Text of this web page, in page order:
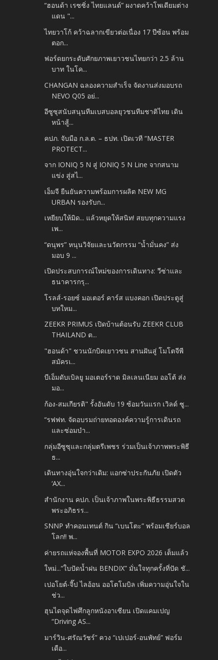
“ฮอนด้า เรซซิ่ง ไทยแลนด์” ผงาดคว้าโพเดียมต่าง
แดน "...
ไทยวาโก้ คว้าฉลากเขียวต่อเนื่อง 17 ปีซ้อน พร้อม
ตอก...
ฟอร์ดยกระดับศักยภาพเยาวชนไทยกว่า 2.5 ล้าน
บาท ในโค...
CHANGAN ฉลองความสำเร็จ จัดงานส่งมอบรถ
NEVO Q05 อย่...
อีซูซุสนับสนุนทีมเบสบอลยุวชนทีมชาติไทย เดิน
หน้าสู้...
คปภ. จับมือ ก.ล.ต. – ธปท. เปิดเวที “MASTER
PROTECT...
จาก IONIQ 5 N สู่ IONIQ 5 N Line จากสนาม
แข่ง สู่สไ...
เอ็มจี ยืนยันความพร้อมการผลิต NEW MG
URBAN รองรับก...
เหยียบให้มิด... แล้วหยุดให้สนิท! สยบทุกความแรง
เพ...
“ดนุพร” หนุนวิจัยและนวัตกรรม “น้ำมั่นคง” ส่ง
มอบ 9 ...
เปิดประสบการณ์ใหม่ของการเดินทาง: วีซ่าและ
ธนาคารกรุ...
โรลส์-รอยซ์ มอเตอร์ คาร์ส แบงคอก เปิดประตูสู่
บทใหม...
ZEEKR PRIMUS เปิดบ้านต้อนรับ ZEEKR CLUB
THAILAND ต...
"ฮอนด้า" ชวนนักบิดเยาวชน สานฝันสู่ โมโตจีพี
สมัครเ...
บีเอ็มดับเบิลยู มอเตอร์ราด มิลเลนเนียม ออโต้ ส่ง
มอ...
ก้อง-สมเกียรติ" รั้งอันดับ 19 ซ้อมวันแรก เวิลด์ ซู...
“รฟฟท. จัดอบรมถ่ายทอดองค์ความรู้การเดินรถ
และซ่อมบำ...
กลุ่มอีซูซุและกลุ่มตรีเพชร ร่วมเป็นเจ้าภาพพระพิธี
ธ...
เดินทางอุ่นใจกว่าเดิม: แอกซ่าประกันภัย เปิดตัว
‘AX...
สำนักงาน คปภ. เป็นเจ้าภาพในพระพิธีธรรมสวด
พระอภิธรร...
SNNP ทำคอนเทนต์ กิน “เบนโตะ” พร้อมเชียร์บอล
โลก!! พ...
ค่ายรถแห่จองพื้นที่ MOTOR EXPO 2026 เต็มแล้ว
ใหม่...“ใบปัดน้ำฝน BENDIX” มั่นใจทุกครั้งที่ปัด ชั...
เปอโยต์-จี๊ป ไลอ้อน ออโตโมบิล เพิ่มความอุ่นใจใน
ช่ว...
ฮุนไดจุดไฟศึกลูกหนังอาเซียน เปิดแคมเปญ
“Driving AS...
มาร์วิน-ศรัณวัชร์” ควง “เปเปอร์-อนพัทย์” ฟอร์ม
เดือ...